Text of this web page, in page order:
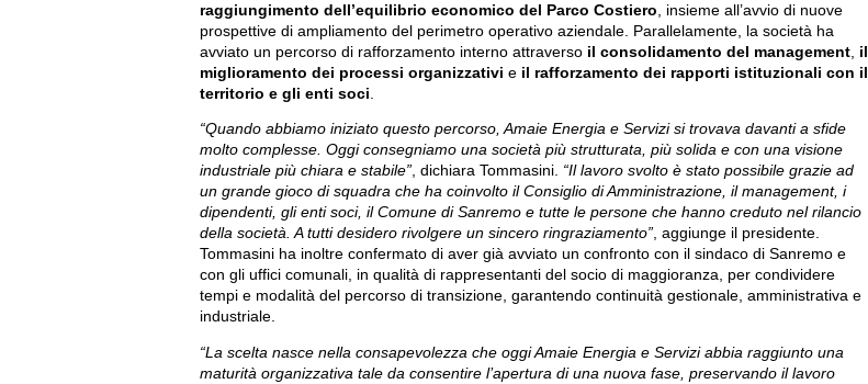
raggiungimento dell’equilibrio economico del Parco Costiero , insieme all’avvio di nuove
prospettive di ampliamento del perimetro operativo aziendale. Parallelamente, la società ha
avviato un percorso di rafforzamento interno attraverso il consolidamento del management il
miglioramento dei processi organizzativi e il rafforzamento dei rapporti istituzionali con il
territorio e gli enti soci
“Quando abbiamo iniziato questo percorso, Amaie Energia e Servizi si trovava davanti a sfide
molto complesse. Oggi consegniamo una società più strutturata, più solida e con una visione
industriale più chiara e stabile”, dichiara Tommasini. “Il lavoro svolto è stato possibile grazie ad
un grande gioco di squadra che ha coinvolto il Consiglio di Amministrazione, il management, i
dipendenti, gli enti soci, il Comune di Sanremo e tutte le persone che hanno creduto nel rilancio
della società. A tutti desidero rivolgere un sincero ringraziamento”, aggiunge il presidente.
Tommasini ha inoltre confermato di aver già avviato un confronto con il sindaco di Sanremo e
con gli uffici comunali, in qualità di rappresentanti del socio di maggioranza, per condividere
tempi e modalità del percorso di transizione, garantendo continuità gestionale, amministrativa e
industriale.
“La scelta nasce nella consapevolezza che oggi Amaie Energia e Servizi abbia raggiunto una
maturità organizzativa tale da consentire l’apertura di una nuova fase, preservando il lavoro